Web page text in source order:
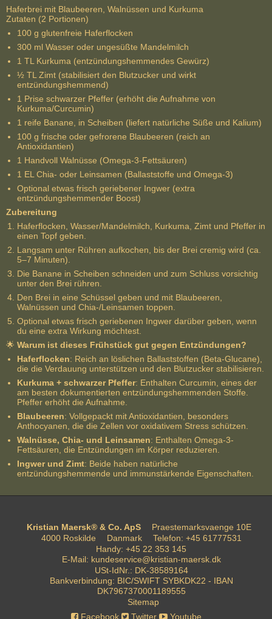
Haferbrei mit Blaubeeren, Walnüssen und Kurkuma
Zutaten (2 Portionen)
100 g glutenfreie Haferflocken
300 ml Wasser oder ungesüßte Mandelmilch
1 TL Kurkuma (entzündungshemmendes Gewürz)
½ TL Zimt (stabilisiert den Blutzucker und wirkt
entzündungshemmend)
1 Prise schwarzer Pfeffer (erhöht die Aufnahme von
Kurkuma/Curcumin)
1 reife Banane, in Scheiben (liefert natürliche Süße und Kalium)
100 g frische oder gefrorene Blaubeeren (reich an
Antioxidantien)
1 Handvoll Walnüsse (Omega-3-Fettsäuren)
1 EL Chia- oder Leinsamen (Ballaststoffe und Omega-3)
Optional etwas frisch geriebener Ingwer (extra
entzündungshemmender Boost)
Zubereitung
Haferflocken, Wasser/Mandelmilch, Kurkuma, Zimt und Pfeffer in
einen Topf geben.
Langsam unter Rühren aufkochen, bis der Brei cremig wird (ca.
5–7 Minuten).
Die Banane in Scheiben schneiden und zum Schluss vorsichtig
unter den Brei rühren.
Den Brei in eine Schüssel geben und mit Blaubeeren,
Walnüssen und Chia-/Leinsamen toppen.
Optional etwas frisch geriebenen Ingwer darüber geben, wenn
du eine extra Wirkung möchtest.
🌟 Warum ist dieses Frühstück gut gegen Entzündungen?
Haferflocken: Reich an löslichen Ballaststoffen (Beta-Glucane),
die die Verdauung unterstützen und den Blutzucker stabilisieren.
Kurkuma + schwarzer Pfeffer: Enthalten Curcumin, eines der
am besten dokumentierten entzündungshemmenden Stoffe.
Pfeffer erhöht die Aufnahme.
Blaubeeren: Vollgepackt mit Antioxidantien, besonders
Anthocyanen, die die Zellen vor oxidativem Stress schützen.
Walnüsse, Chia- und Leinsamen: Enthalten Omega-3-
Fettsäuren, die Entzündungen im Körper reduzieren.
Ingwer und Zimt: Beide haben natürliche
entzündungshemmende und immunstärkende Eigenschaften.
Kristian Maersk® & Co. ApS
Praestemarksvaenge 10E
4000 Roskilde
Danmark Telefon: +45 61777531
Handy: +45 22 353 145
E-Mail: kundeservice@kristian-maersk.dk
USt-IdNr. : DK-38589164
Bankverbindung: BIC/SWIFT SYBKDK22 - IBAN
DK7967370001189555
Sitemap
Facebook
Twitter Youtube